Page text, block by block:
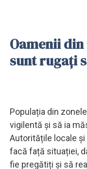
Oamenii
sunt rugați
Populația din
vigilentă și să ia
Autoritățile locale
facă față situației,
fie pregătiți și să